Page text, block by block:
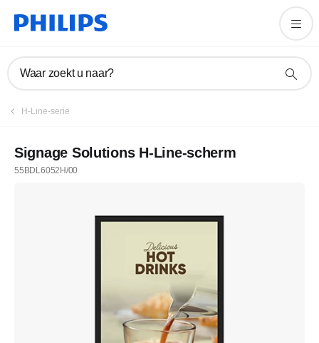
Waar zoekt u naar?
H-Line-serie
Signage Solutions H-Line-scherm
55BDL6052H/00